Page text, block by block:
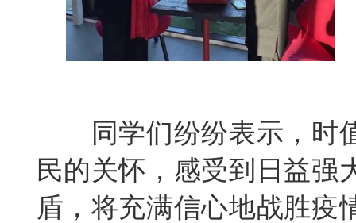
同学们纷纷表示，时
民的关怀，感受到日益强
盾，将充满信心地战胜疫